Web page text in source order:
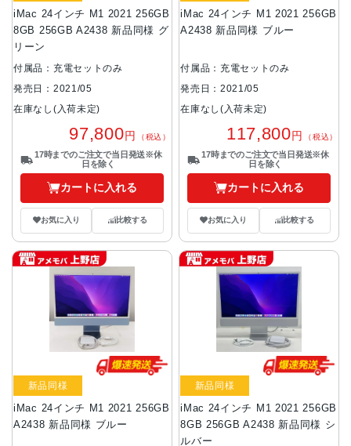
iMac 24インチ M1 2021 256GB
8GB 256GB A2438 新品同様 グ
リーン
付属品：充電セットのみ
発売日：2021/05
在庫なし(入荷未定)
97,800円 （税込）
17時までのご注文で当日発送※休
日を除く
カートに入れる
お気に入り 比較する
iMac 24インチ M1 2021 256GB
A2438 新品同様 ブルー
付属品：充電セットのみ
発売日：2021/05
在庫なし(入荷未定)
117,800円 （税込）
17時までのご注文で当日発送※休
日を除く
カートに入れる
お気に入り 比較する
iMac 24インチ M1 2021 256GB
A2438 新品同様 ブルー
新品同様
iMac 24インチ M1 2021 256GB
8GB 256GB A2438 新品同様 シ
ルバー
新品同様